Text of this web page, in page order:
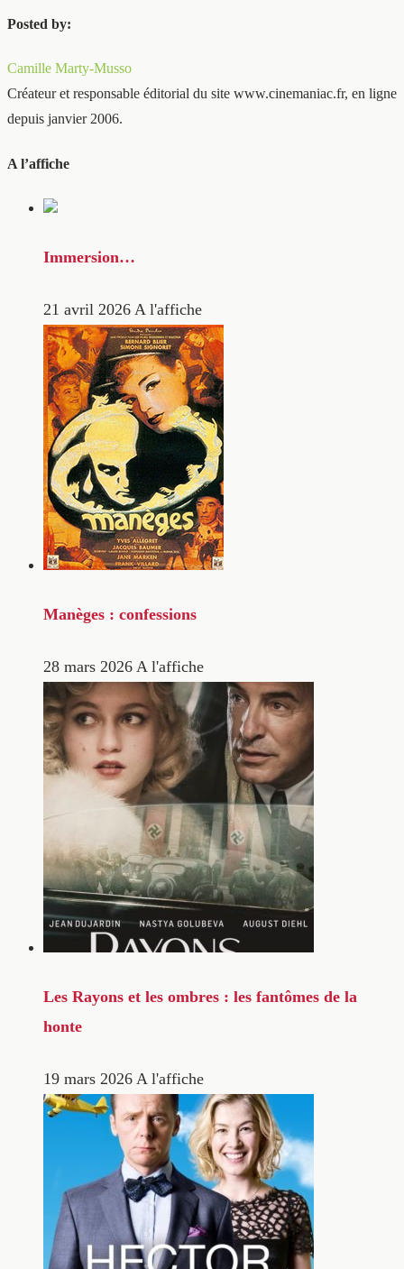
Posted by:
Camille Marty-Musso
Créateur et responsable éditorial du site www.cinemaniac.fr, en ligne
depuis janvier 2006.
A l’affiche
Immersion…
21 avril 2026 A l'affiche
Manèges : confessions
28 mars 2026 A l'affiche
Les Rayons et les ombres : les fantômes de la
honte
19 mars 2026 A l'affiche